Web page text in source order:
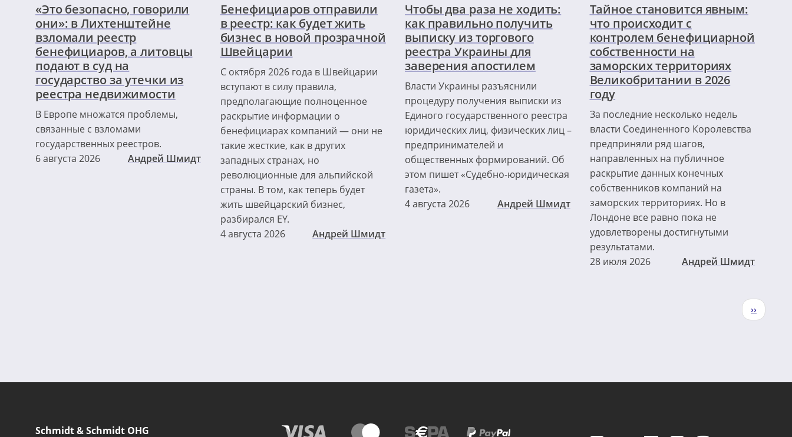
«Это безопасно, говорили
они»: в Лихтенштейне
взломали реестр
бенефициаров, а литовцы
подают в суд на
государство за утечки из
реестра недвижимости
В Европе множатся проблемы,
связанные с взломами
государственных реестров.
6 августа 2026
Андрей Шмидт
Бенефициаров отправили
в реестр: как будет жить
бизнес в новой прозрачной
Швейцарии
С октября 2026 года в Швейцарии
вступают в силу правила,
предполагающие полноценное
раскрытие информации о
бенефициарах компаний — они не
такие жесткие, как в других
западных странах, но
революционные для альпийской
страны. В том, как теперь будет
жить швейцарский бизнес,
разбирался EY.
4 августа 2026
Андрей Шмидт
Чтобы два раза не ходить:
как правильно получить
выписку из торгового
реестра Украины для
заверения апостилем
Власти Украины разъяснили
процедуру получения выписки из
Единого государственного реестра
юридических лиц, физических лиц –
предпринимателей и
общественных формирований. Об
этом пишет «Судебно-юридическая
газета».
4 августа 2026
Андрей Шмидт
Тайное становится явным:
что происходит с
контролем бенефициарной
собственности на
заморских территориях
Великобритании в 2026
году
За последние несколько недель
власти Соединенного Королевства
предприняли ряд шагов,
направленных на публичное
раскрытие данных конечных
собственников компаний на
заморских территориях. Но в
Лондоне все равно пока не
удовлетворены достигнутыми
результатами.
28 июля 2026
Андрей Шмидт
››
Schmidt & Schmidt OHG